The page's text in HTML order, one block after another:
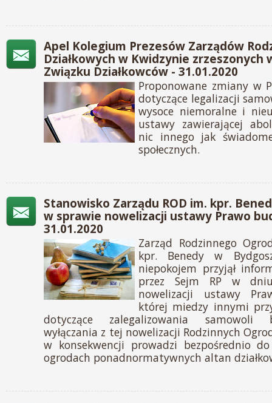
Apel Kolegium Prezesów Zarządów
Działkowych w Kwidzynie zrzeszonych
Związku Działkowców - 31.01.2020
Proponowane zmiany w
dotyczące legalizacji
wysoce niemoralne i
ustawy zawierającej
nic innego jak
społecznych.
Stanowisko Zarządu ROD im. kpr.
w sprawie nowelizacji ustawy Prawo
31.01.2020
Zarząd Rodzinnego
kpr. Benedy w
niepokojem przyjął
przez Sejm RP w
nowelizacji ustawy
której miedzy innymi
dotyczące zalegalizowania samowoli
wyłączania z tej nowelizacji Rodzinnych
w konsekwencji prowadzi bezpośrednio
ogrodach ponadnormatywnych altan